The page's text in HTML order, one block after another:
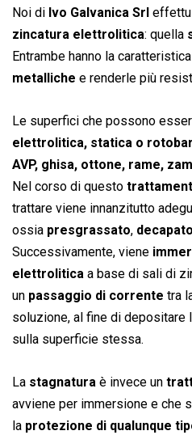
Noi di Ivo Galvanica Srl
zincatura elettrolitica: quella
Entrambe hanno la
metalliche e renderle più
Le superfici che possono
elettrolitica, statica o
AVP, ghisa, ottone, rame,
Nel corso di questo
trattare viene innanzitutto
ossia presgrassato, decapato
Successivamente, viene
elettrolitica a base di sali di
un passaggio di corrente tra
soluzione, al fine di
sulla superficie stessa.
La stagnatura è invece un
avviene per immersione e che
la protezione di qualunque